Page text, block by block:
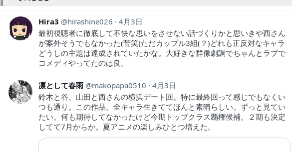
Hira3 hirashine026
4月3日
最初視聴者に徹底して不快な思いをさせない話づくりかと思いきや西さん
が案外そうでもなかった(苦笑)ただカップル3組(？)どれも正反対なキャラ
どうしの主題は達成されていたかな。大好きな群像劇調でちゃんとラブで
コメディやってたのは良。
凛として春雨 makopapa0510
4月3日
鈴木と谷、山田と西さんの横浜デート回。特に最終回って感じでもなくい
つも通り。この作品、全キャラ生きててほんと素晴らしい。ずっと見てい
たい。何も期待してなかったけど今期トップクラス覇権候補。２期も決定
してて7月からか。夏アニメの楽しみひとつ増えた。